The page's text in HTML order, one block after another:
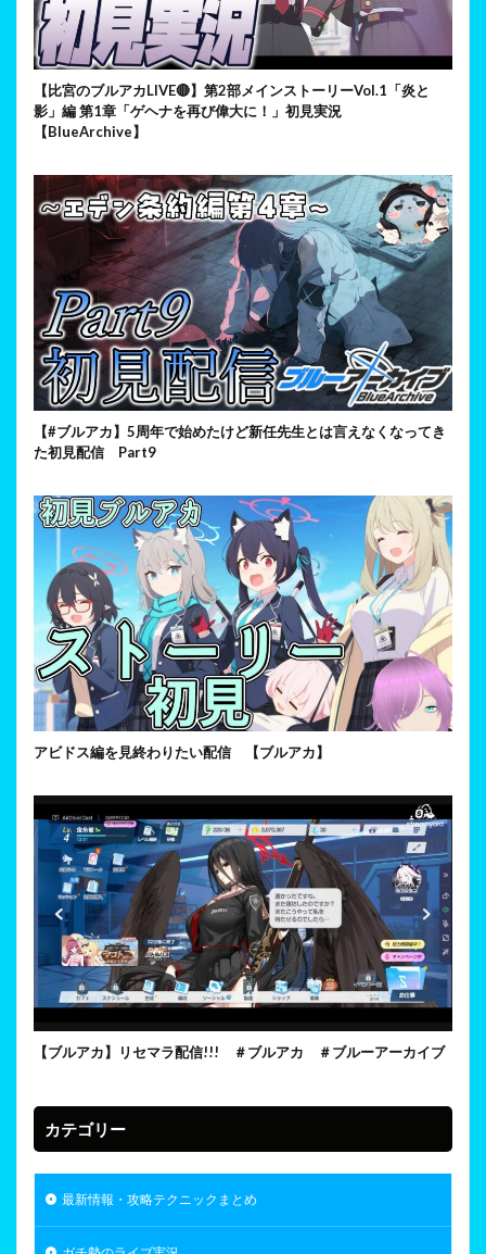
【比宮のブルアカLIVE🔴】第2部メインストーリーVol.1「炎と
影」編 第1章「ゲヘナを再び偉大に！」初見実況
【BlueArchive】
【#ブルアカ】5周年で始めたけど新任先生とは言えなくなってき
た初見配信 Part9
アビドス編を見終わりたい配信 【ブルアカ】
【ブルアカ】リセマラ配信!!! ＃ブルアカ ＃ブルーアーカイブ
カテゴリー
最新情報・攻略テクニックまとめ